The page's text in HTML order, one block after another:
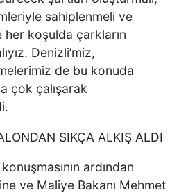
Denizli'de Deprem
Yağmuru
ALTUNTAŞ BAHARATI
ZİYARET ETTİ
sahiplenmeli ve
her koşulda çarkların
Denizli’miz,
de bu konuda
çok çalışarak
SIKÇA ALKIŞ ALDI
ardından
ve Maliye Bakanı Mehmet